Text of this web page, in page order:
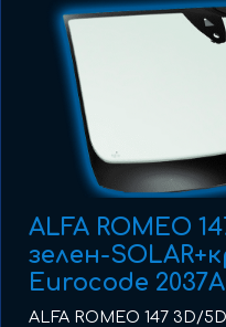
ALFA ROMEO
зелен-
Eurocode
ALFA ROMEO 147 3D/